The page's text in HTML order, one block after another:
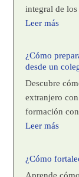
integral de los
Leer más
¿Cómo
desde un
Descubre
extranjero
formación
Leer más
¿Cómo
Aprende